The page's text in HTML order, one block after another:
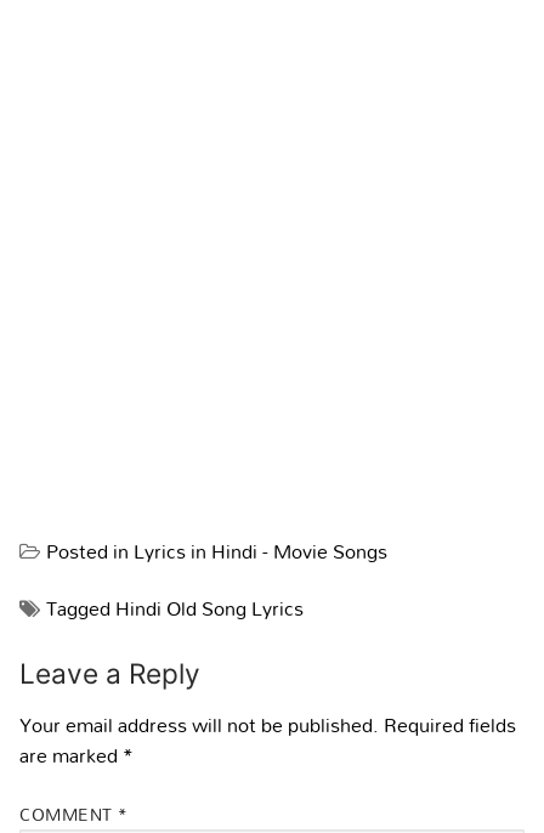
Posted inLyrics in Hindi - Movie Songs
TaggedHindi Old Song Lyrics
Leave a Reply
Your email address will not be published. Required fields
are marked*
COMMENT *